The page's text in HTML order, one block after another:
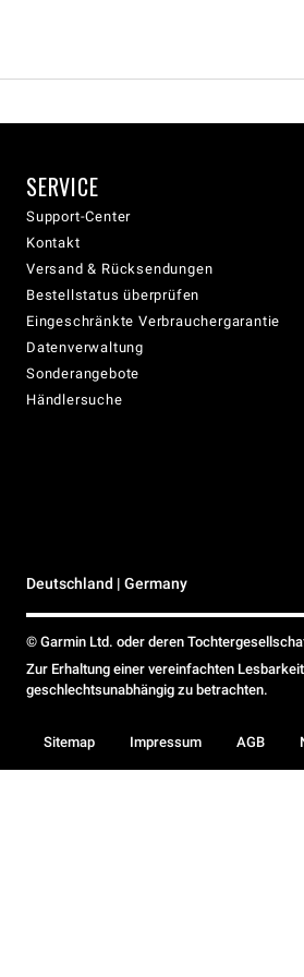
SERVICE
Support-Center
Kontakt
Versand & Rücksendungen
Bestellstatus überprüfen
Eingeschränkte Verbrauchergarantie
Datenverwaltung
Sonderangebote
Händlersuche
Deutschland | Germany
© Garmin Ltd. oder deren
Zur Erhaltung einer vereinfachten
geschlechtsunabhängig zu betrachten.
Sitemap Impressum AGB